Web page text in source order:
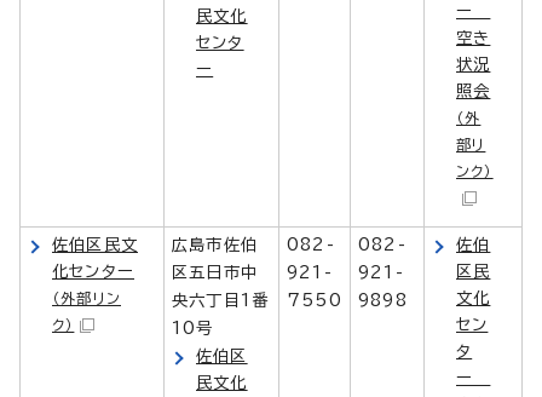
民文化
センタ
ー
ー
空き
状況
照会
（外
部リ
ンク）
佐伯区民文
化センター
（外部リン
ク）
広島市佐伯
区五日市中
央六丁目1番
10号
佐伯区
民文化
082-
921-
7550
082-
921-
9898
佐伯
区民
文化
セン
タ
ー